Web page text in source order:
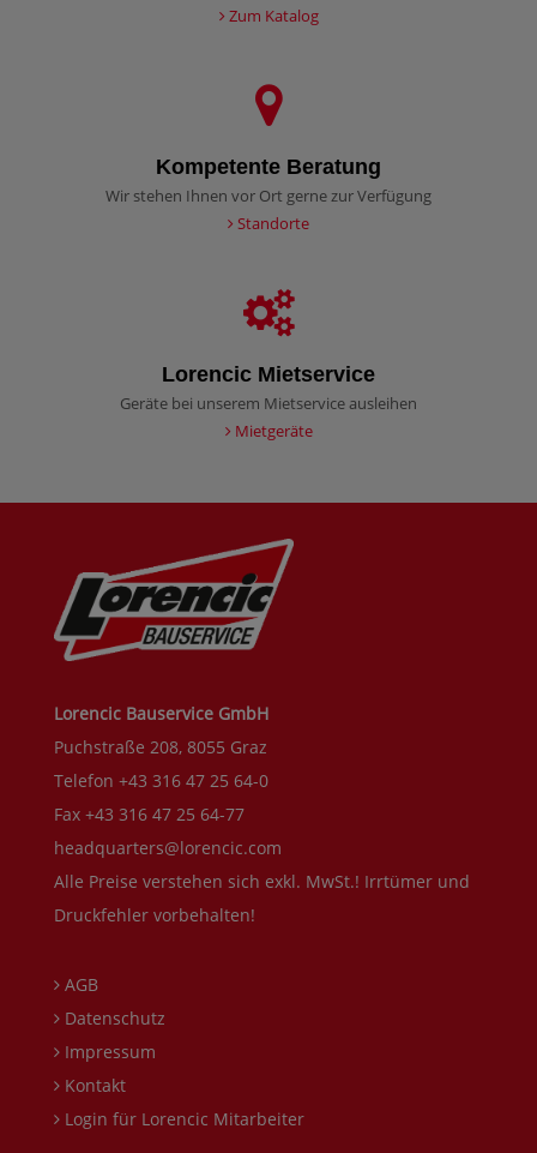
Zum Katalog
Kompetente Beratung
Wir stehen Ihnen vor Ort gerne zur Verfügung
Standorte
Lorencic Mietservice
Geräte bei unserem Mietservice ausleihen
Mietgeräte
Lorencic Bauservice GmbH
Puchstraße 208, 8055 Graz
Telefon +43 316 47 25 64-0
Fax +43 316 47 25 64-77
headquarters@lorencic.com
Alle Preise verstehen sich exkl. MwSt.! Irrtümer und
Druckfehler vorbehalten!
AGB
Datenschutz
Impressum
Kontakt
Login für Lorencic Mitarbeiter